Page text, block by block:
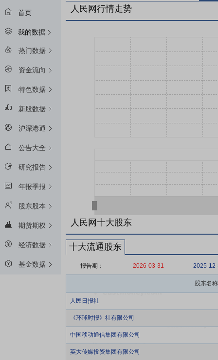
首页
我的数据
热门数据
资金流向
特色数据
新股数据
沪深港通
公告大全
研究报告
年报季报
股东股本
期货期权
经济数据
基金数据
人民网行情走势
人民网十大股东
十大流通股东
报告期： 2026-03-31 2025-
股东名称
人民日报社
《环球时报》社有限公司
中国移动通信集团有限公司
英大传媒投资集团有限公司